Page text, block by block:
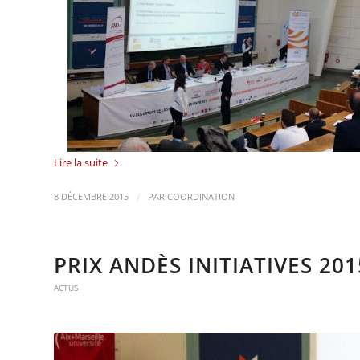
Lire la suite
8 DÉCEMBRE 2015 / PAR COORDINATION
PRIX ANDÈS INITIATIVES
ACTUS